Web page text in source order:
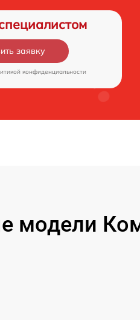
заявку
конфиденциальности
модели